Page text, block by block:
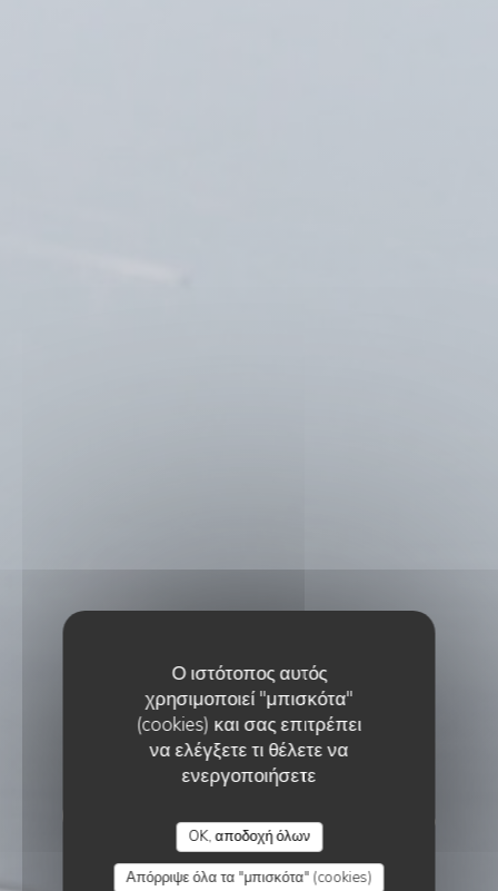
Ο ιστότοπος αυτός
χρησιμοποιεί "μπισκότα"
(cookies) και σας επιτρέπει
να ελέγξετε τι θέλετε να
ενεργοποιήσετε
OK, αποδοχή όλων
Απόρριψε όλα τα "μπισκότα" (cookies)
ΠΑΡΑΔΟΣΙΑΚΌ ΕΣΤΙΑΤΌΡΙΟ
CHALET LES ROCHES
BLEUES